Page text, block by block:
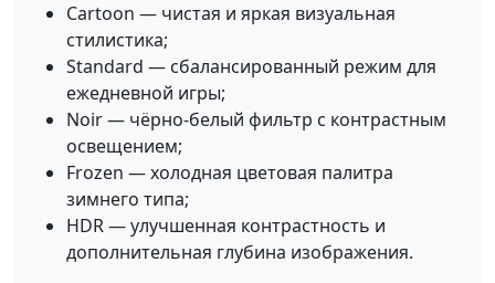
Cartoon — чистая и яркая визуальная
стилистика;
Standard — сбалансированный режим для
ежедневной игры;
Noir — чёрно-белый фильтр с контрастным
освещением;
Frozen — холодная цветовая палитра
зимнего типа;
HDR — улучшенная контрастность и
дополнительная глубина изображения.